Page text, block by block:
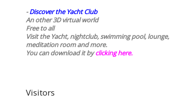
-Discover the Yacht Club
An other 3D virtual world
Free to all
Visit the Yacht, nightclub, swimming pool, lounge,
meditation room and more.
You can download it byclicking here.
Visitors